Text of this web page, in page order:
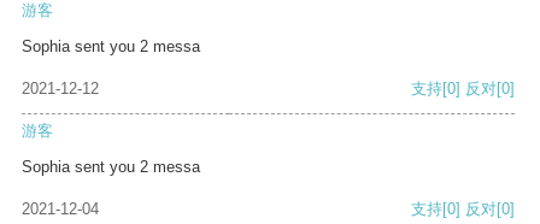
游客
Sophia sent you 2 messa
2021-12-12 支持[0] 反对[0]
游客
Sophia sent you 2 messa
2021-12-04 支持[0] 反对[0]